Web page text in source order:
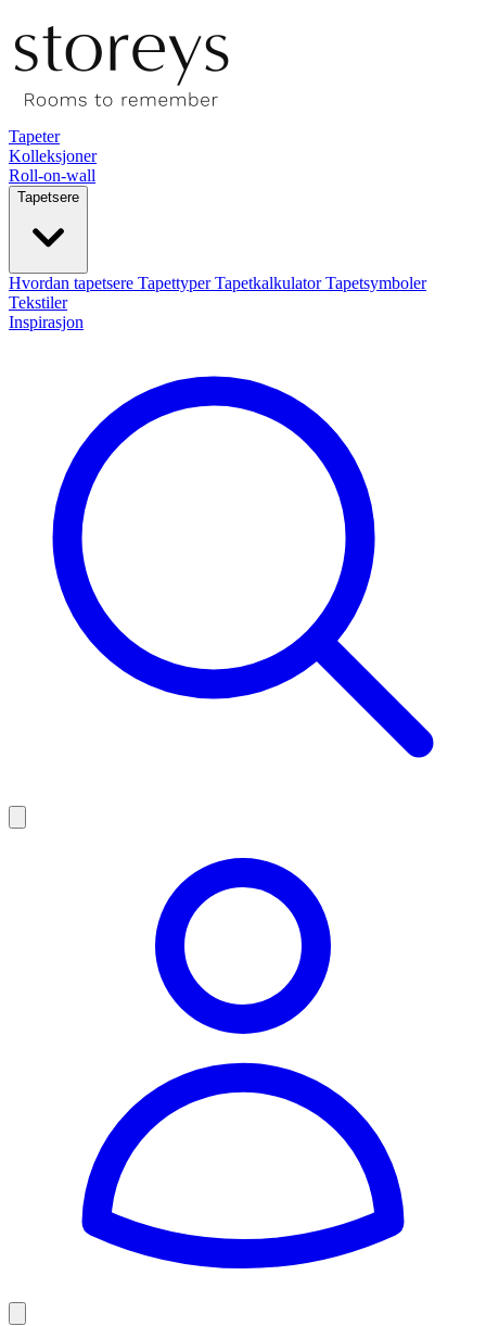
Tapeter
Kolleksjoner
Roll-on-wall
Tapetsere
Hvordan tapetsere TapettyperTapetkalkulatorTapetsymboler
Tekstiler
Inspirasjon